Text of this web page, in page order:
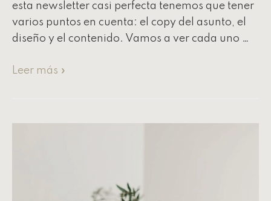
esta newsletter casi perfecta tenemos que tener
varios puntos en cuenta: el copy del asunto, el
diseño y el contenido. Vamos a ver cada uno …
Leer más »